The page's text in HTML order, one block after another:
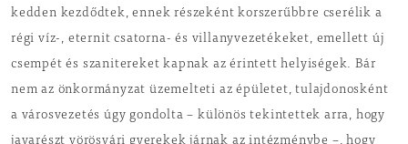
kedden kezdődtek, ennek részeként korszerűbbre cserélik a
régi víz-, eternit csatorna- és villanyvezetékeket, emellett új
csempét és szanitereket kapnak az érintett helyiségek. Bár
nem az önkormányzat üzemelteti az épületet, tulajdonosként
a városvezetés úgy gondolta – különös tekintettek arra, hogy
javarészt vörösvári gyerekek járnak az intézménybe –, hogy